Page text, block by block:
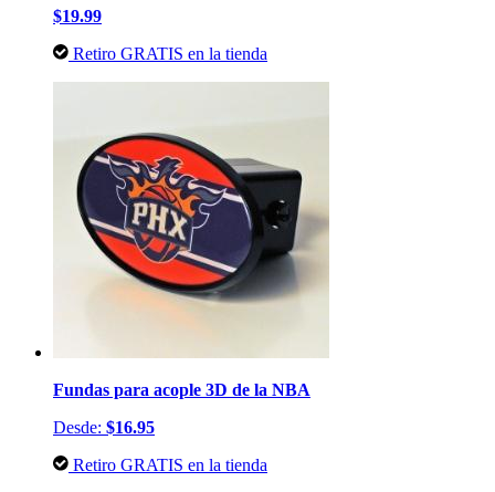
$19.99
Retiro GRATIS en la tienda
Fundas para acople 3D de la NBA
Desde: $16.95
Retiro GRATIS en la tienda